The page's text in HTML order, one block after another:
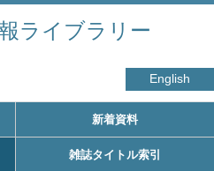
ライブラリー
English
新着資料
雑誌タイトル索引